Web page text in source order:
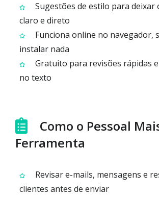
Sugestões de estilo para deixar
claro e direto
Funciona online no navegador,
instalar nada
Gratuito para revisões rápidas
no texto
Como o Pessoal
Ferramenta
Revisar e-mails, mensagens e
clientes antes de enviar